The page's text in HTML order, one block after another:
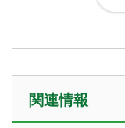
関連情報